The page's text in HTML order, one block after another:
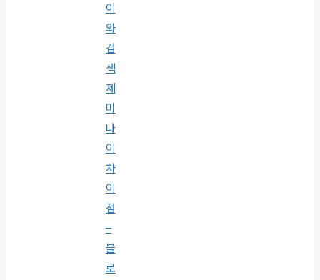
이
와
검
색
제
미
나
이
차
이
점
–
블
로